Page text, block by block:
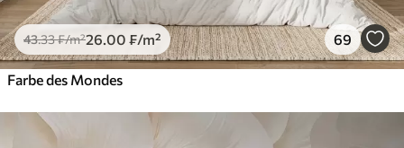
43.33₣/m²26 .00 ₣/m² 69
Farbe des Mondes